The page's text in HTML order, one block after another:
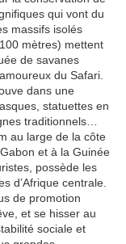
qui vont du
massifs isolés
mètres) mettent
de savanes
du Safari.
dans une
statuettes en
traditionnels…
au large de la côte
et à la Guinée
possède les
d’Afrique centrale.
de promotion
et se hisser au
sociale et